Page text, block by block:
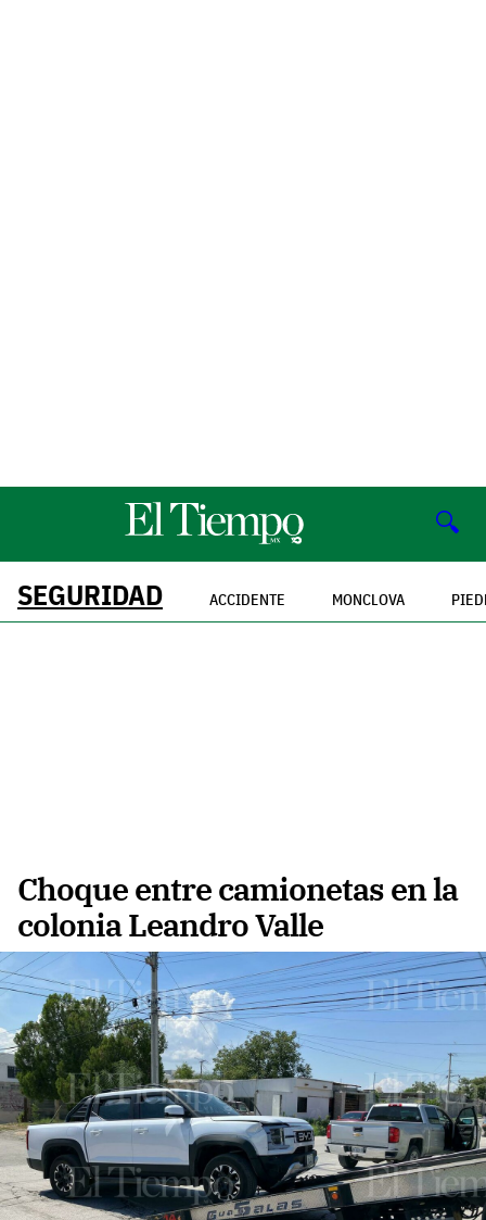
🔍
SEGURIDAD ACCIDENTE MONCLOVA
Choque entre camionetas en la
colonia Leandro Valle